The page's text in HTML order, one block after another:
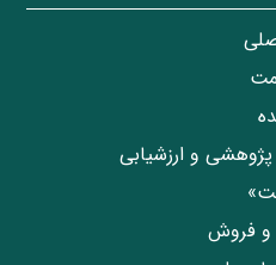
و ارزشیابی
و فروش